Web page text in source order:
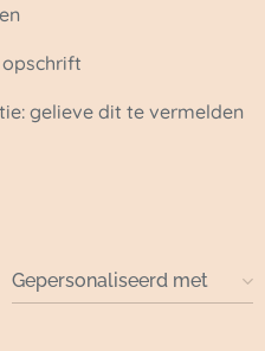
gelieve dit te vermelden
Gepersonaliseerd met